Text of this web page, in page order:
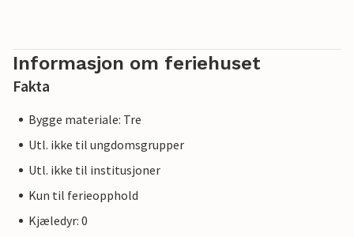
Informasjon om feriehuset
Fakta
Bygge materiale: Tre
Utl. ikke til ungdomsgrupper
Utl. ikke til institusjoner
Kun til ferieopphold
Kjæledyr: 0